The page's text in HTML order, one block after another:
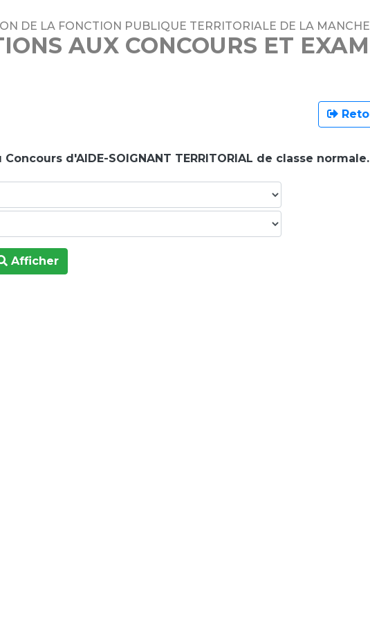
DE LA FONCTION PUBLIQUE TERRITORIALE DE LA MANCHE
AUX CONCOURS ET
d'AIDE-SOIGNANT TERRITORIAL de classe normale.
Afficher